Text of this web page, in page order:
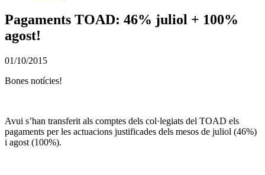
Pagaments TOAD: 46% juliol + 100%
agost!
01/10/2015
Bones notícies!
Avui s’han transferit als comptes dels col·legiats del TOAD els
pagaments per les actuacions justificades dels mesos de juliol (46%)
i agost (100%).